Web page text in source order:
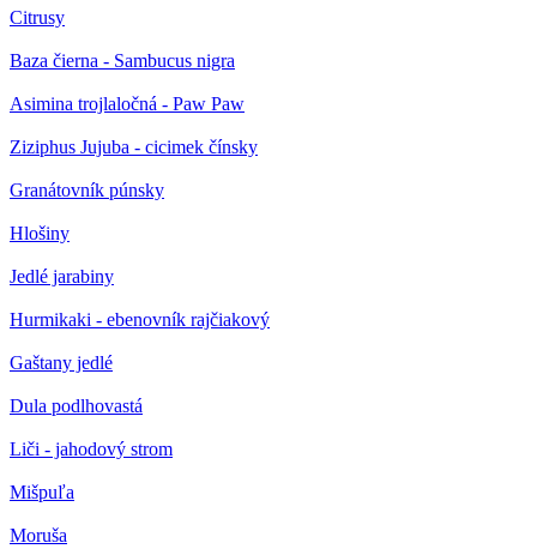
Citrusy
Baza čierna - Sambucus nigra
Asimina trojlaločná - Paw Paw
Ziziphus Jujuba - cicimek čínsky
Granátovník púnsky
Hlošiny
Jedlé jarabiny
Hurmikaki - ebenovník rajčiakový
Gaštany jedlé
Dula podlhovastá
Liči - jahodový strom
Mišpuľa
Moruša